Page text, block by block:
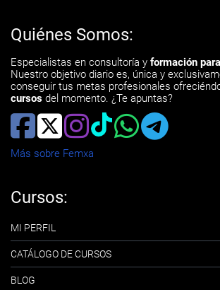
Quiénes Somos:
Especialistas en consultoría y formación
Nuestro objetivo diario es, única y
conseguir tus metas profesionales
cursos del momento. ¿Te apuntas?
Más sobre Femxa
Cursos:
MI PERFIL
CATÁLOGO DE CURSOS
BLOG